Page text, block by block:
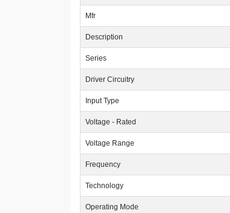
Mfr
Description
Series
Driver Circuitry
Input Type
Voltage - Rated
Voltage Range
Frequency
Technology
Operating Mode